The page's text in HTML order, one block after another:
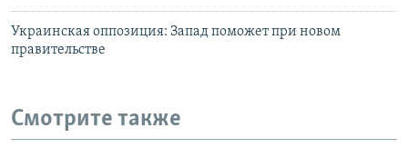
Украинская оппозиция: Запад поможет при новом
правительстве
Смотрите также